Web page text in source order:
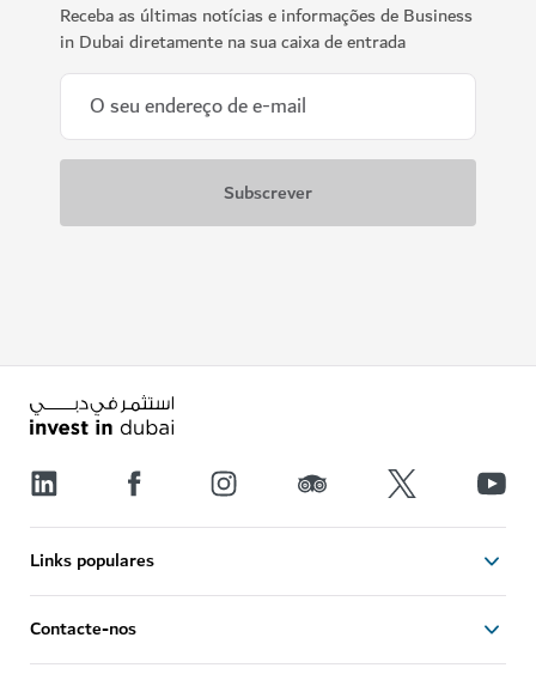
Receba as últimas notícias e informações de Business
in Dubai diretamente na sua caixa de entrada
Links populares
Contacte-nos